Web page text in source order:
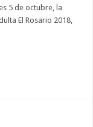
5 de octubre, la
El Rosario 2018,